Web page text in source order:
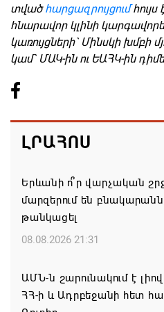
տվածհարցազրույցումհույս
հնարավոր կլինի
կառույցների` Մինսկի խմբի
կամ` ՄԱԿ-ին ու ԵԱՀԿ-ին
ԼՐԱՀՈՍ
Երևանի ո՞ր վարչական
մարզերում են
թանկացել
08.08.2026 21:31
ԱՄՆ-ն շարունակում է
ՀՀ-ի և Ադրբեջանի հետ